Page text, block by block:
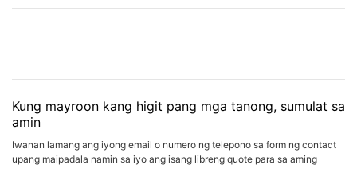
Kung mayroon kang higit pang mga tanong, sumulat sa
amin
Iwanan lamang ang iyong email o numero ng telepono sa form ng contact
upang maipadala namin sa iyo ang isang libreng quote para sa aming